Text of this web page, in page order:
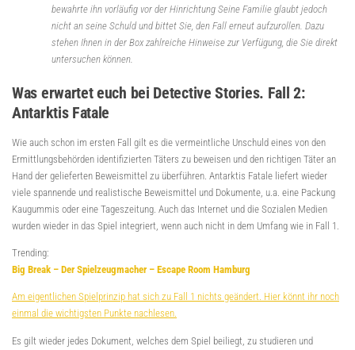
bewahrte ihn vorläufig vor der Hinrichtung Seine Familie glaubt jedoch
nicht an seine Schuld und bittet Sie, den Fall erneut aufzurollen. Dazu
stehen Ihnen in der Box zahlreiche Hinweise zur Verfügung, die Sie direkt
untersuchen können.
Was erwartet euch bei Detective Stories. Fall 2:
Antarktis Fatale
Wie auch schon im ersten Fall gilt es die vermeintliche Unschuld eines von den
Ermittlungsbehörden identifizierten Täters zu beweisen und den richtigen Täter an
Hand der gelieferten Beweismittel zu überführen. Antarktis Fatale liefert wieder
viele spannende und realistische Beweismittel und Dokumente, u.a. eine Packung
Kaugummis oder eine Tageszeitung. Auch das Internet und die Sozialen Medien
wurden wieder in das Spiel integriert, wenn auch nicht in dem Umfang wie in Fall 1.
Trending:
Big Break – Der Spielzeugmacher – Escape Room Hamburg
Am eigentlichen Spielprinzip hat sich zu Fall 1 nichts geändert. Hier könnt ihr noch
einmal die wichtigsten Punkte nachlesen.
Es gilt wieder jedes Dokument, welches dem Spiel beiliegt, zu studieren und